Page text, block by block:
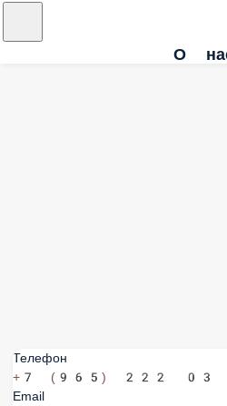
О нас
Телефон
+7 (965) 222 03 03
Email